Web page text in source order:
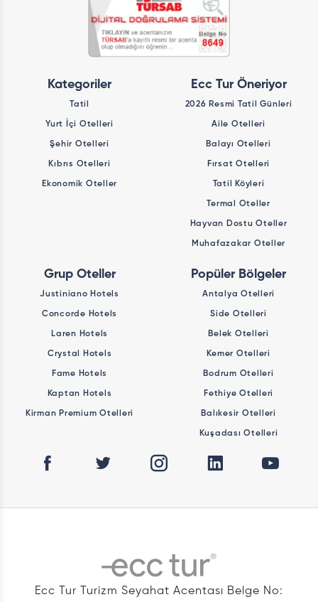
Kategoriler
Tatil
Yurt İçi Otelleri
Şehir Otelleri
Kıbrıs Otelleri
Ekonomik Oteller
Ecc Tur Öneriyor
2026 Resmi Tatil Günleri
Aile Otelleri
Balayı Otelleri
Fırsat Otelleri
Tatil Köyleri
Termal Oteller
Hayvan Dostu Oteller
Muhafazakar Oteller
Grup Oteller
Justiniano Hotels
Concorde Hotels
Laren Hotels
Crystal Hotels
Fame Hotels
Kaptan Hotels
Kirman Premium Otelleri
Popüler Bölgeler
Antalya Otelleri
Side Otelleri
Belek Otelleri
Kemer Otelleri
Bodrum Otelleri
Fethiye Otelleri
Balıkesir Otelleri
Kuşadası Otelleri
Ecc Tur Turizm Seyahat Acentası Belge No: